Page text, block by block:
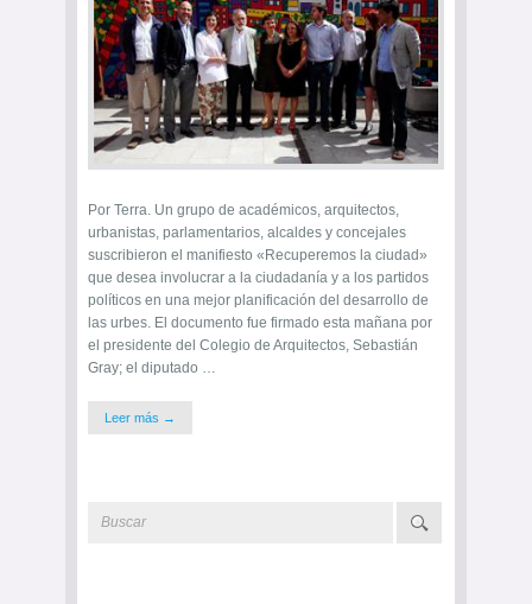
Por Terra. Un grupo de académicos, arquitectos,
urbanistas, parlamentarios, alcaldes y concejales
suscribieron el manifiesto «Recuperemos la ciudad»
que desea involucrar a la ciudadanía y a los partidos
políticos en una mejor planificación del desarrollo de
las urbes. El documento fue firmado esta mañana por
el presidente del Colegio de Arquitectos, Sebastián
Gray; el diputado …
Leer más →